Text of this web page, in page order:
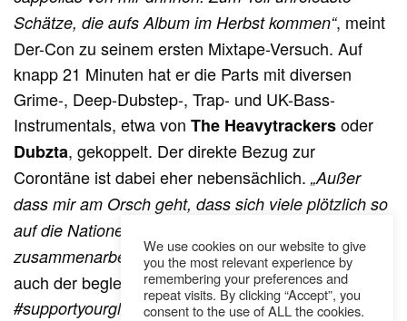
Schätze, die aufs Album im Herbst kommen“, meint
Der-Con zu seinem ersten Mixtape-Versuch. Auf
knapp 21 Minuten hat er die Parts mit diversen
Grime-, Deep-Dubstep-, Trap- und UK-Bass-
Instrumentals, etwa vonThe Heavytrackersoder
Dubzta, gekoppelt. Der direkte Bezug zur
Corontäne ist dabei eher nebensächlich. „Außer
dass mir am Orsch geht, dass sich viele plötzlich so
auf die Nationen stützen und nicht
zusammenarbeiten können“. Synchron dazu ist
auch der begleitende Hashtag
#supportyourglobalartistseine eindeutige Botschaft.
We use cookies on our website to give
you the most relevant experience by
remembering your preferences and
repeat visits. By clicking “Accept”, you
consent to the use of ALL the cookies.